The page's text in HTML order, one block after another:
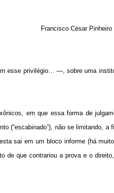
Francisco César Pinheiro
esse privilégio… —, sobre uma
em que essa forma de
(“escabinado”), não se limitando, a
sai em um bloco informe (há
de que contrariou a prova e o